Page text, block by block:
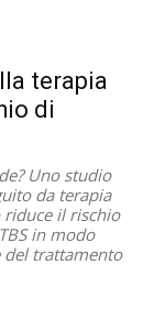
terapia
di
Uno studio
da terapia
il rischio
in modo
del trattamento